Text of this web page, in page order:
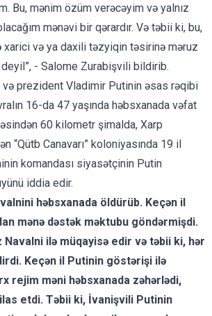
Bu, mənim özüm verəcəyim və yalnız
mənəvi bir qərardır. Və təbii ki, bu,
xarici və ya daxili təzyiqin təsirinə məruz
- Salome Zurabişvili bildirib.
və prezident Vladimir Putinin əsas rəqibi
16-da 47 yaşında həbsxanada vəfat
60 kilometr şimalda, Xarp
“Qütb Canavarı” koloniyasında 19 il
komandası siyasətçinin Putin
iddia edir.
həbsxanada öldürüb. Keçən il
mənə dəstək məktubu göndərmişdi.
ilə müqayisə edir və təbii ki, hər
Keçən il Putinin göstərişi ilə
rejim məni həbsxanada zəhərlədi,
etdi. Təbii ki, İvanişvili Putinin